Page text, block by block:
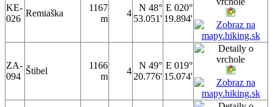
KE-
026
Remiaška
1167
m
4
N 48°
53.051'
E 020°
19.894'
ZA-
094
Štibel
1166
m
4
N 49°
20.776'
E 019°
15.074'